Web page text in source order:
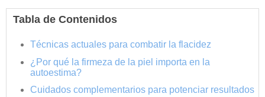
Tabla de Contenidos
Técnicas actuales para combatir la flacidez
¿Por qué la firmeza de la piel importa en la
autoestima?
Cuidados complementarios para potenciar resultados